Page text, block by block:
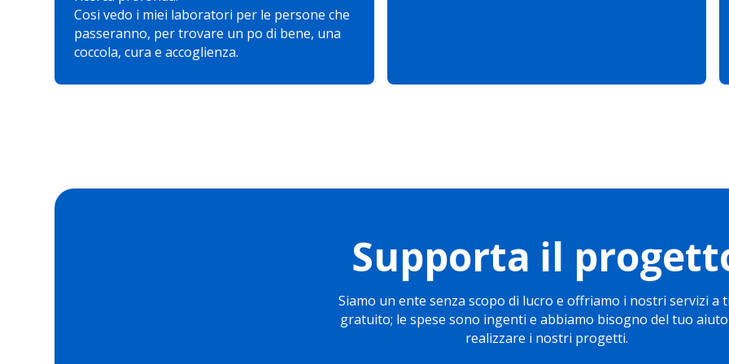
Cosi vedo i miei laboratori per le persone che
passeranno, per trovare un po di bene, una
coccola, cura e accoglienza.
Supporta il
Siamo un ente senza scopo di lucro e offriamo i nostri servizi a
gratuito; le spese sono ingenti e abbiamo bisogno del tuo
realizzare i nostri progetti.